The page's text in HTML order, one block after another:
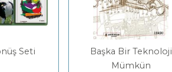
Seti
Başka Bir Teknoloji
Mümkün